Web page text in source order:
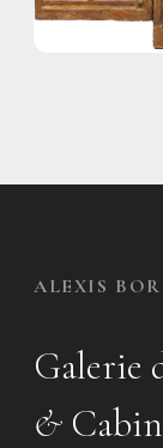
ALEXIS
Galerie
&